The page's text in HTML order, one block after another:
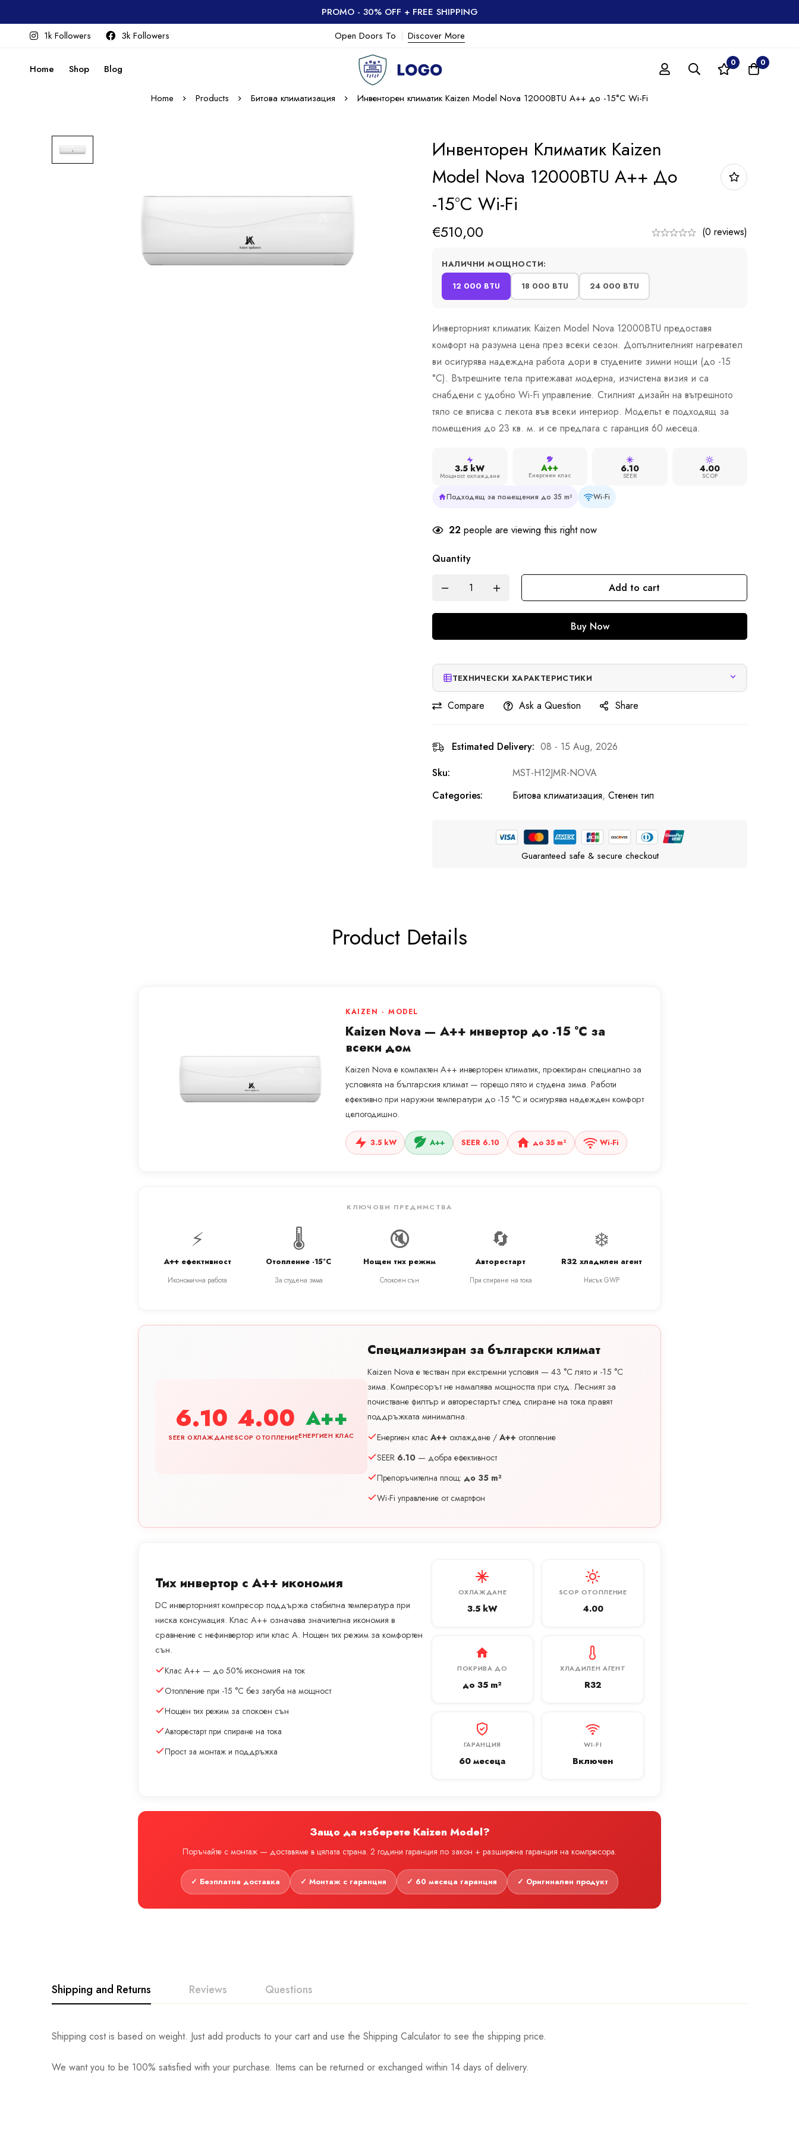
PROMO - 30% OFF + FREE SHIPPING
1k Followers
3k Followers Open Doors To Discover More
Home Shop Blog 0 0
Home Products Битова климатизация Инвенторен климатик Kaizen Model Nova 12000BTU A++ до -15°C Wi-Fi
Инвенторен Климатик Kaizen
Model Nova 12000BTU A++ До
-15°C Wi-Fi
€510,00 (0 reviews)
НАЛИЧНИ МОЩНОСТИ:
12 000 BTU
18 000 BTU 24 000 BTU
Инверторният климатик Kaizen Model Nova 12000BTU предоставя
комфорт на разумна цена през всеки сезон. Допълнителният нагревател
ви осигурява надеждна работа дори в студените зимни нощи (до -15
°С). Вътрешните тела притежават модерна, изчистена визия и са
снабдени с удобно Wi-Fi управление. Стилният дизайн на вътрешното
тяло се вписва с лекота във всеки интериор. Модельт е подходящ за
помещения до 23 кв. м. и се предлага с гаранция 60 месеца.
3.5 kW
Мощност охлаждане
A++
Енергиен клас
6.10
SEER
4.00
SCOP
Подходящ за помещения до 35 m² Wi-Fi
22 people are viewing this right now
Quantity
Add to cart
Buy Now
ТЕХНИЧЕСКИ ХАРАКТЕРИСТИКИ
Compare Ask a Question Share
Estimated Delivery: 08 - 15 Aug, 2026
Sku:
MST-H12JMR-NOVA
Categories:
Битова климатизация, Стенен тип
Guaranteed safe & secure checkout
Product Details
KAIZEN · MODEL
Kaizen Nova — A++ инвертор до -15 °C за
всеки дом
Kaizen Nova е компактен A++ инверторен климатик, проектиран специално за
условията на българския климат — горещо лято и студена зима. Работи
ефективно при наружни температури до -15 °C и осигурява надежден комфорт
целогодишно.
3.5 kW A++ SEER 6.10 до 35 m² Wi-Fi
КЛЮЧОВИ ПРЕДИМСТВА
⚡
A++ ефективност
Икономична работа
🌡️
Отопление -15°C
За студена зима
🔇
Нощен тих режим
Спокоен сън
🔄
Авторестарт
При спиране на тока
❄️
R32 хладилен агент
Нисък GWP
6.10
SEER ОХЛАЖДАНЕ
4.00
SCOP ОТОПЛЕНИЕ
A++
ЕНЕРГИЕН КЛАС
Специализиран за български климат
Kaizen Nova е тестван при екстремни условия — 43 °C лято и -15 °C
зима. Компресорът не намалява мощността при студ. Лесният за
почистване филтър и авторестартът след спиране на тока правят
поддръжката минимална.
Енергиен класA++ охлаждане /A++ отопление
SEER 6.10 — добра ефективност
Препоръчителна площ: до 35 m²
Wi-Fi управление от смартфон
Тих инвертор с А++ икономия
DC инверторният компресор поддържа стабилна температура при
ниска консумация. Клас A++ означава значителна икономия в
сравнение с нефинвертор или клас A. Нощен тих режим за комфортен
сън.
Клас A++ — до 50% икономия на ток
Отопление при -15 °C без загуба на мощност
Нощен тих режим за спокоен сън
Авторестарт при спиране на тока
Прост за монтаж и поддръжка
ОХЛАЖДАНЕ
3.5 kW
SCOP ОТОПЛЕНИЕ
4.00
ПОКРИВА ДО
до 35 m²
ХЛАДИЛЕН АГЕНТ
R32
ГАРАНЦИЯ
60 месеца
WI-FI
Включен
Защо да изберете Kaizen Model?
Поръчайте с монтаж — доставяме в цялата страна. 2 години гаранция по закон + разширена гаранция на компресора.
✓ Безплатна доставка ✓ Монтаж с гаранция ✓ 60 месеца гаранция ✓ Оригинален продукт
Shipping and Returns Reviews Questions
Shipping cost is based on weight. Just add products to your cart and use the Shipping Calculator to see the shipping price.
We want you to be 100% satisfied with your purchase. Items can be returned or exchanged within 14 days of delivery.